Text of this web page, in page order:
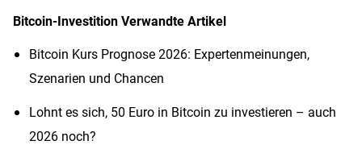
Bitcoin-InvestitionVerwandte Artikel
Bitcoin Kurs Prognose 2026: Expertenmeinungen,
Szenarien und Chancen
Lohnt es sich, 50 Euro in Bitcoin zu investieren – auch
2026 noch?